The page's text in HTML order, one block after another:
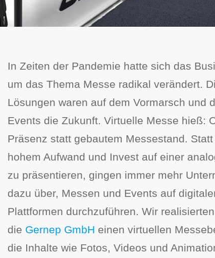
In Zeiten der Pandemie hatte sich das
um das Thema Messe radikal verändert.
Lösungen waren auf dem Vormarsch und
Events die Zukunft. Virtuelle Messe hieß:
Präsenz statt gebautem Messestand.
hohem Aufwand und Invest auf einer
zu präsentieren, gingen immer mehr
dazu über, Messen und Events auf
Plattformen durchzuführen. Wir
die Gernep GmbH einen virtuellen
die Inhalte wie Fotos, Videos und